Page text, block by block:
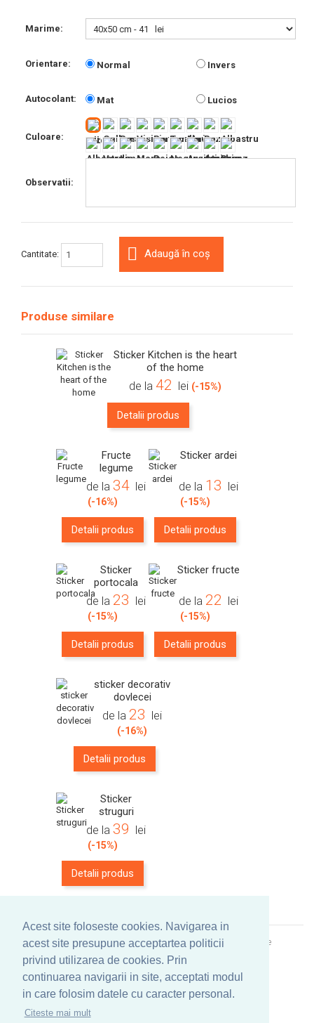
Acest site foloseste cookies. Navigarea in
acest site presupune acceptartea politicii
privind utilizarea de cookies. Prin
continuarea navigarii in site, acceptati modul
in care folosim datele cu caracter personal.
Citeste mai mult
Marime:
Orientare: Normal Invers
Autocolant: Mat Lucios
Culoare:
Observatii:
Cantitate: Adaugă în coș
Produse similare
Sticker Kitchen is the heart
of the home
de la42 lei (-15%)
Detalii produs
Fructe
legume
de la34 lei
(-16%)
Detalii produs
Sticker ardei
de la 13 lei
(-15%)
Detalii produs
Sticker
portocala
de la 23 lei
(-15%)
Detalii produs
Sticker fructe
de la 22 lei
(-15%)
Detalii produs
sticker decorativ
dovlecei
de la 23 lei
(-16%)
Detalii produs
Sticker
struguri
de la39 lei
(-15%)
Detalii produs
© CopyrightVestick - NR.1 in Romania Peste 2500 de stickere
decorative, stickere, autocolante